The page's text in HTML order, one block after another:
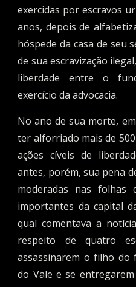
exercidas por escravos
anos, depois de
hóspede da casa de seu
de sua escravização
liberdade entre o
exercício da advocacia.
No ano de sua morte,
ter alforriado mais de
ações cíveis de
antes, porém, sua pena
moderadas nas
importantes da capital
qual comentava a
respeito de quatro
assassinarem o filho do
do Vale e se